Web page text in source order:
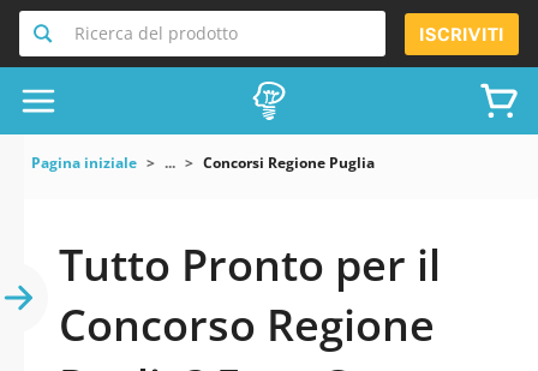
Ricerca del prodotto ISCRIVITI
Pagina iniziale ... Concorsi Regione Puglia
Tutto Pronto per il
Concorso Regione